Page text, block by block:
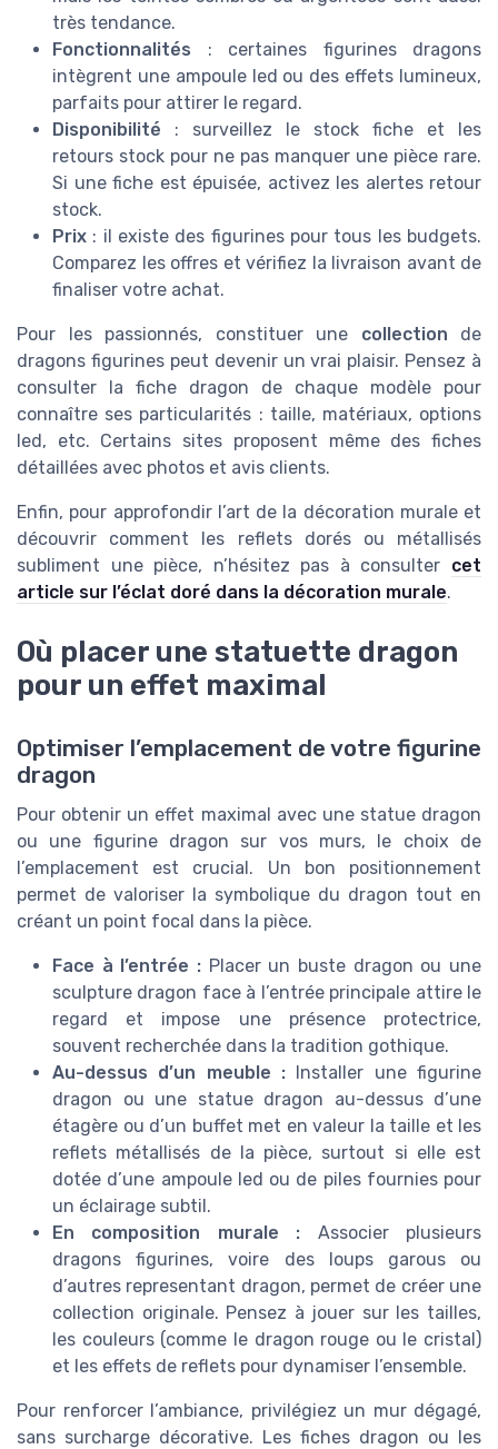
très tendance.
Fonctionnalités : certaines figurines dragons
intègrent une ampoule led ou des effets lumineux,
parfaits pour attirer le regard.
Disponibilité : surveillez le stock fiche et les
retours stock pour ne pas manquer une pièce rare.
Si une fiche est épuisée, activez les alertes retour
stock.
Prix : il existe des figurines pour tous les budgets.
Comparez les offres et vérifiez la livraison avant de
finaliser votre achat.
Pour les passionnés, constituer une collection de
dragons figurines peut devenir un vrai plaisir. Pensez à
consulter la fiche dragon de chaque modèle pour
connaître ses particularités : taille, matériaux, options
led, etc. Certains sites proposent même des fiches
détaillées avec photos et avis clients.
Enfin, pour approfondir l’art de la décoration murale et
découvrir comment les reflets dorés ou métallisés
subliment une pièce, n’hésitez pas à consulter cet
article sur l’éclat doré dans la décoration murale.
Où placer une statuette dragon
pour un effet maximal
Optimiser l’emplacement de votre figurine
dragon
Pour obtenir un effet maximal avec une statue dragon
ou une figurine dragon sur vos murs, le choix de
l’emplacement est crucial. Un bon positionnement
permet de valoriser la symbolique du dragon tout en
créant un point focal dans la pièce.
Face à l’entrée : Placer un buste dragon ou une
sculpture dragon face à l’entrée principale attire le
regard et impose une présence protectrice,
souvent recherchée dans la tradition gothique.
Au-dessus d’un meuble : Installer une figurine
dragon ou une statue dragon au-dessus d’une
étagère ou d’un buffet met en valeur la taille et les
reflets métallisés de la pièce, surtout si elle est
dotée d’une ampoule led ou de piles fournies pour
un éclairage subtil.
En composition murale : Associer plusieurs
dragons figurines, voire des loups garous ou
d’autres representant dragon, permet de créer une
collection originale. Pensez à jouer sur les tailles,
les couleurs (comme le dragon rouge ou le cristal)
et les effets de reflets pour dynamiser l’ensemble.
Pour renforcer l’ambiance, privilégiez un mur dégagé,
sans surcharge décorative. Les fiches dragon ou les